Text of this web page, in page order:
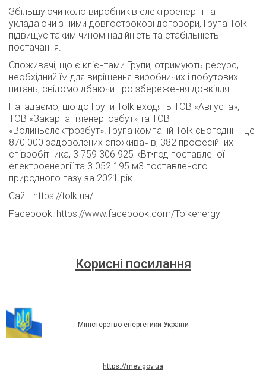
Збільшуючи коло виробників електроенергії та
укладаючи з ними довгострокові договори, Група Tolk
підвищує таким чином надійність та стабільність
постачання.
Споживачі, що є клієнтами Групи, отримують ресурс,
необхідний їм для вирішення виробничих і побутових
питань, свідомо дбаючи про збереження довкілля.
Нагадаємо, що до Групи Tolk входять ТОВ «Августа»,
ТОВ «Закарпаттяенергозбут» та ТОВ
«Волиньелектрозбут». Група компаній Tolk сьогодні – це
870 000 задоволених споживачів, 382 професійних
співробітника, 3 759 306 925 кВт⋅год поставленої
електроенергії та 3 052 195 м3 поставленого
природного газу за 2021 рік.
Сайт: https://tolk.ua/
Facebook: https://www.facebook.com/Tolkenergy
Корисні посилання
Міністерство енергетики України
https://mev.gov.ua